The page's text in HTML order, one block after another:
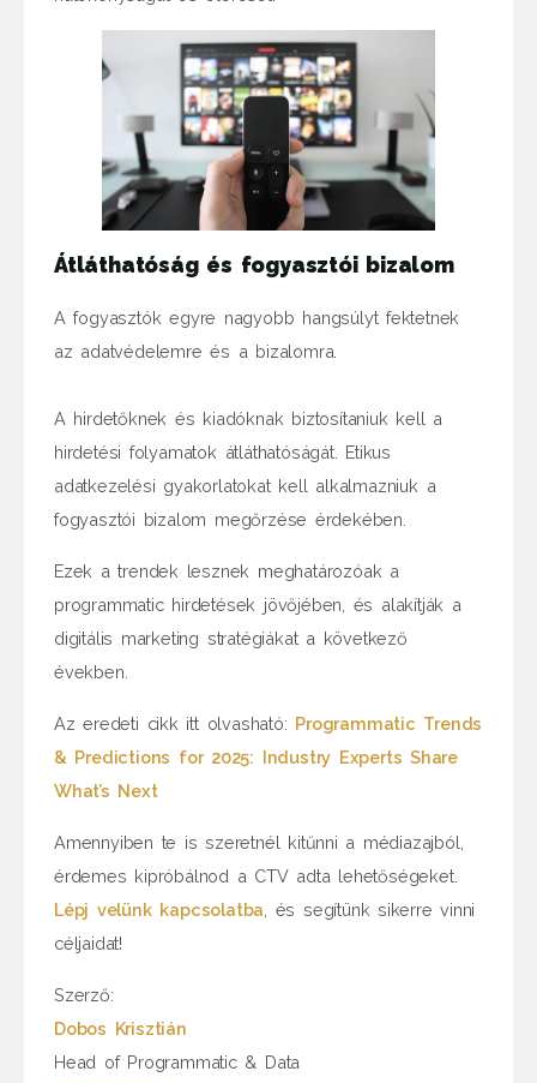
Átláthatóság és fogyasztói bizalom
A fogyasztók egyre nagyobb hangsúlyt fektetnek
az adatvédelemre és a bizalomra.
A hirdetőknek és kiadóknak biztosítaniuk kell a
hirdetési folyamatok átláthatóságát. Etikus
adatkezelési gyakorlatokat kell alkalmazniuk a
fogyasztói bizalom megőrzése érdekében.
Ezek a trendek lesznek meghatározóak a
programmatic hirdetések jövőjében, és alakítják a
digitális marketing stratégiákat a következő
években.
Az eredeti cikk itt olvasható: Programmatic Trends
& Predictions for 2025: Industry Experts Share
What’s Next
Amennyiben te is szeretnél kitűnni a médiazajból,
érdemes kipróbálnod a CTV adta lehetőségeket.
Lépj velünk kapcsolatba , és segítünk sikerre vinni
céljaidat!
Szerző:
Dobos Krisztián
Head of Programmatic & Data